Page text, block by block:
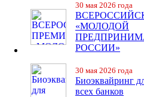
30 мая 2026 года
«МОЛОДОЙ
РОССИИ»
30 мая 2026 года
Биоэквайринг
всех банков